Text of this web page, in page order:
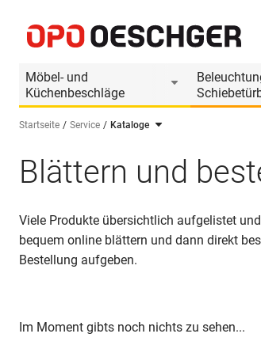
Möbel- und
Küchenbeschläge
Sprache wählen (DE)
Startseite Service Kataloge
Blättern und
Viele Produkte übersichtlich aufgelistet
bequem online blättern und dann direkt
Bestellung aufgeben.
Im Moment gibts noch nichts zu sehen...